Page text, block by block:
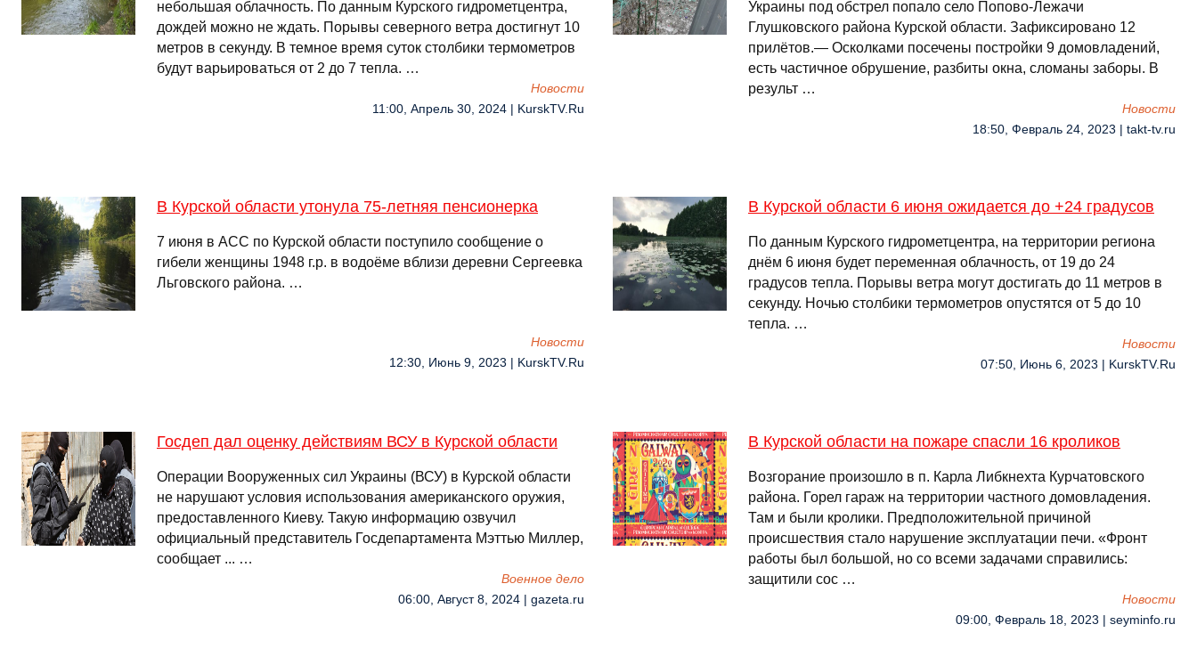
небольшая облачность. По данным Курского гидрометцентра,
дождей можно не ждать. Порывы северного ветра достигнут 10
метров в секунду. В темное время суток столбики термометров
будут варьироваться от 2 до 7 тепла. …
Новости
11:00, Апрель 30, 2024 | KurskTV.Ru
Украины под обстрел попало село Попово-Лежачи
Глушковского района Курской области. Зафиксировано 12
прилётов.— Осколками посечены постройки 9 домовладений,
есть частичное обрушение, разбиты окна, сломаны заборы. В
результ …
Новости
18:50, Февраль 24, 2023 | takt-tv.ru
В Курской области утонула 75-летняя пенсионерка
7 июня в АСС по Курской области поступило сообщение о
гибели женщины 1948 г.р. в водоёме вблизи деревни Сергеевка
Льговского района. …
Новости
12:30, Июнь 9, 2023 | KurskTV.Ru
В Курской области 6 июня ожидается до +24 градусов
По данным Курского гидрометцентра, на территории региона
днём 6 июня будет переменная облачность, от 19 до 24
градусов тепла. Порывы ветра могут достигать до 11 метров в
секунду. Ночью столбики термометров опустятся от 5 до 10
тепла. …
Новости
07:50, Июнь 6, 2023 | KurskTV.Ru
Госдеп дал оценку действиям ВСУ в Курской области
Операции Вооруженных сил Украины (ВСУ) в Курской области
не нарушают условия использования американского оружия,
предоставленного Киеву. Такую информацию озвучил
официальный представитель Госдепартамента Мэттью Миллер,
сообщает ... …
Военное дело
06:00, Август 8, 2024 | gazeta.ru
В Курской области на пожаре спасли 16 кроликов
Возгорание произошло в п. Карла Либкнехта Курчатовского
района. Горел гараж на территории частного домовладения.
Там и были кролики. Предположительной причиной
происшествия стало нарушение эксплуатации печи. «Фронт
работы был большой, но со всеми задачами справились:
защитили сос …
Новости
09:00, Февраль 18, 2023 | seyminfo.ru